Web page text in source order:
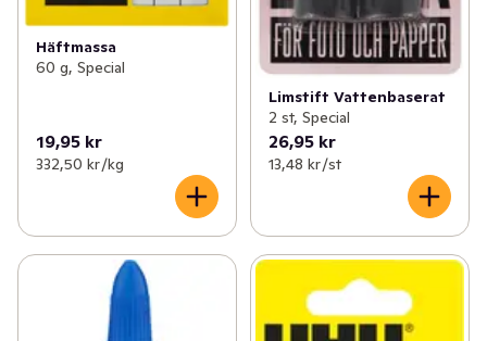
Häftmassa
60 g, Special
19,95 kr
332,50 kr /kg
Limstift Vattenbaserat
2 st, Special
26,95 kr
13,48 kr /st